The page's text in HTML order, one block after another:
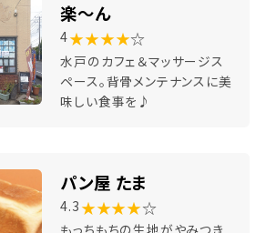
楽～ん
4★★★★☆
水戸のカフェ＆マッサージス
ペース。背骨メンテナンスに美
味しい食事を♪
パン屋 たま
4.3 ★★★★☆